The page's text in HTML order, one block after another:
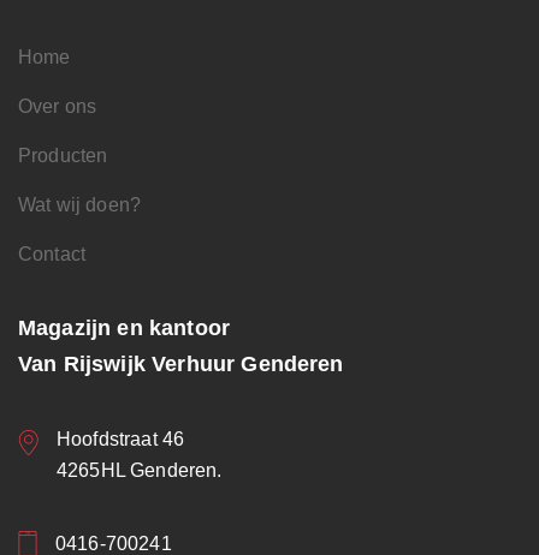
Home
Over ons
Producten
Wat wij doen?
Contact
Magazijn en kantoor
Van Rijswijk Verhuur Genderen
Hoofdstraat 46
4265HL Genderen.
0416-700241